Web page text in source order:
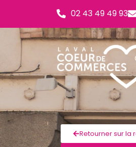
02 43 49 49 93
Retourner sur